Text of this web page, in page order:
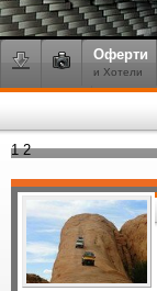
Оферти
и Хотели
1 2